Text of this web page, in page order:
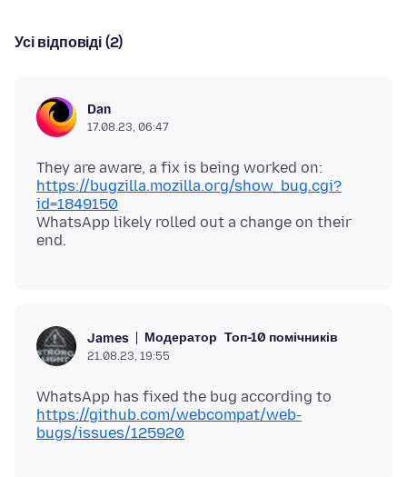
Усі відповіді (2)
Dan
17.08.23, 06:47
They are aware, a fix is being worked on:
https://bugzilla.mozilla.org/show_bug.cgi?
id=1849150
WhatsApp likely rolled out a change on their
James Модератор Топ-10 помічників
21.08.23, 19:55
WhatsApp has fixed the bug according to
https://github.com/webcompat/web-
bugs/issues/125920